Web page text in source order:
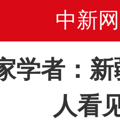
中新网
学者：
人看